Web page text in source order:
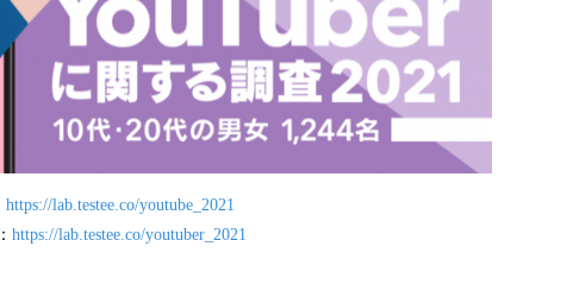
https://lab.testee.co/youtube_2021
https://lab.testee.co/youtuber_2021